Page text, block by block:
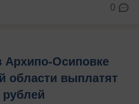
0
Осиповке
области выплатят